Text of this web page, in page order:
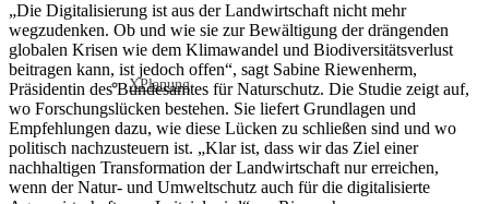
XPlanung
„Die Digitalisierung ist aus der Landwirtschaft nicht mehr
wegzudenken. Ob und wie sie zur Bewältigung der drängenden
globalen Krisen wie dem Klimawandel und Biodiversitätsverlust
beitragen kann, ist jedoch offen“, sagt Sabine Riewenherm,
Präsidentin des Bundesamtes für Naturschutz. Die Studie zeigt auf,
wo Forschungslücken bestehen. Sie liefert Grundlagen und
Empfehlungen dazu, wie diese Lücken zu schließen sind und wo
politisch nachzusteuern ist. „Klar ist, dass wir das Ziel einer
nachhaltigen Transformation der Landwirtschaft nur erreichen,
wenn der Natur- und Umweltschutz auch für die digitalisierte